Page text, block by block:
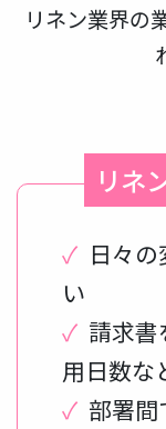
リネン業界の
リネ
✓ 日々
い
✓ 請求書
用日数な
✓ 部署間